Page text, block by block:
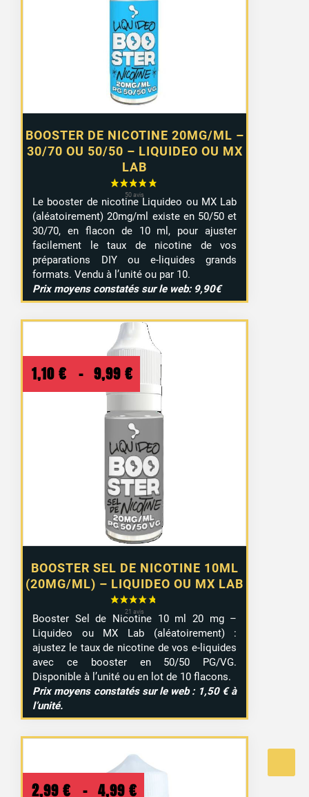
BOOSTER DE NICOTINE 20MG/ML –
30/70 OU 50/50 – LIQUIDEO OU MX
LAB
0,99 €
à
7,99 €
Le booster de nicotine Liquideo ou MX Lab
(aléatoirement) 20mg/ml existe en 50/50 et
30/70, en flacon de 10 ml, pour ajuster
facilement le taux de nicotine de vos
préparations DIY ou e-liquides grands
formats. Vendu à l’unité ou par 10.
Prix moyens constatés sur le web: 9,90€
BOOSTER SEL DE NICOTINE 10ML
(20MG/ML) – LIQUIDEO OU MX LAB
1,10 € – 9,99 €
Plage
de
prix :
1,10 €
à
9,99 €
Booster Sel de Nicotine 10 ml 20 mg –
Liquideo ou MX Lab (aléatoirement) :
ajustez le taux de nicotine de vos e-liquides
avec ce booster en 50/50 PG/VG.
Disponible à l’unité ou en lot de 10 flacons.
Prix moyens constatés sur le web : 1,50 € à
l’unité.
2,99 € – 4,99 €